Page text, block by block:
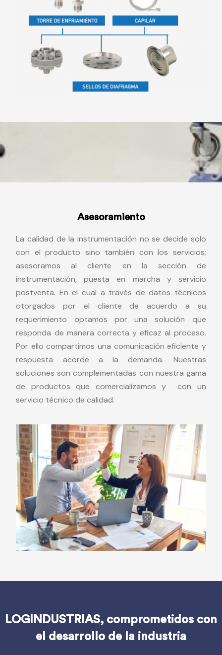
Asesoramiento
La calidad de la instrumentación no se decide solo
con el producto sino también con los servicios;
asesoramos al cliente en la sección de
instrumentación, puesta en marcha y servicio
postventa. En el cual a través de datos técnicos
otorgados por el cliente de acuerdo a su
requerimiento optamos por una solución que
responda de manera correcta y eficaz al proceso.
Por ello compartimos una comunicación eficiente y
respuesta acorde a la demanda. Nuestras
soluciones son complementadas con nuestra gama
de productos que comercializamos y con un
servicio técnico de calidad.
LOGINDUSTRIAS, comprometidos con
el desarrollo de la industria